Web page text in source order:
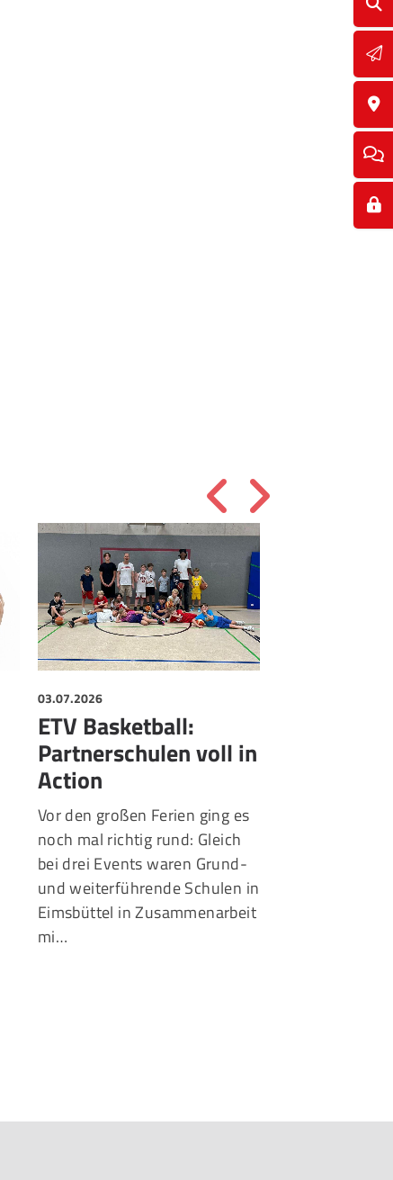
03.07.2026
ETV Basketball:
Partnerschulen voll in
Action
Vor den großen Ferien ging es
noch mal richtig rund: Gleich
bei drei Events waren Grund-
und weiterführende Schulen in
Eimsbüttel in Zusammenarbeit
mi…